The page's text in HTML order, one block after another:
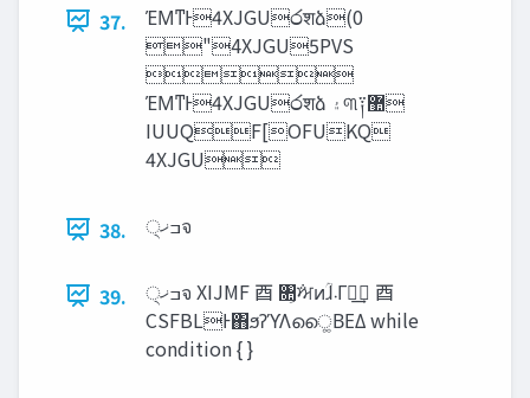
37.
ΈΜͳͰ4XJGU෮शձ(0
"4XJGU5PVS

ΈΜͳͰ4XJGU෮शձ ‫۽‬୩༑޺
IUUQF[OFUKQ
4XJGU
38. ੍‫ߏޚ‬จ
39.
੍‫ߏޚ‬จ XIJMF ⾣ ৚͕݅ਅͷؒɺ‫܁‬Γฦ͢ ⾣
CSFBLͰ΋ϧʔϓΛൈ͚ΒΕΔ while
condition { }